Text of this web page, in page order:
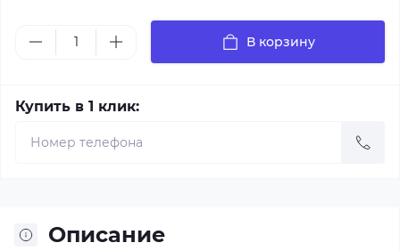
В корзину
Купить в 1 клик:
Описание